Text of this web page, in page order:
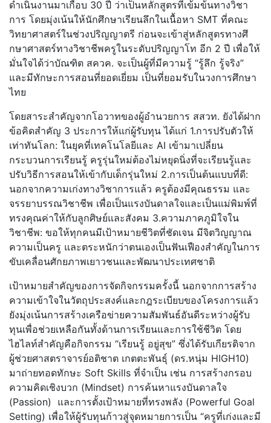
ดำเนินงานมาเกือบ 30 ปี ว่าเป็นหลักสูตรที่เข้มข้นทางวิชา
การ โดยมุ่งเน้นให้นักศึกษาเรียนลึกในเนื้อหา SMT ที่คณะ
วิทยาศาสตร์ในช่วงปริญญาตรี ก่อนจะเข้าสู่หลักสูตรทางศึ
กษาศาสตร์ทางวิชาชีพครูในระดับปริญญาโท อีก 2 ปี เพื่อให้
มั่นใจได้ว่าบัณฑิต สควค. จะเป็นผู้ที่มีความรู้ “รู้ลึก รู้จริง”
และมีทักษะการสอนที่ยอดเยี่ยม เป็นที่ยอมรับในวงการศึกษา
ไทย
โดยสาระสำคัญจากโอวาทของผู้อำนวยการ สสวท. ยังได้ฝาก
ข้อคิดสำคัญ 3 ประการให้แก่ผู้รับทุน ได้แก่ 1.การปรับตัวให้
เท่าทันโลก: ในยุคที่เทคโนโลยีและ AI เข้ามาเปลี่ยน
กระบวนการเรียนรู้ ครูรุ่นใหม่ต้องไม่หยุดนิ่งที่จะเรียนรู้และ
ปรับวิธีการสอนให้เข้ากับเด็กรุ่นใหม่ 2.การเป็นต้นแบบที่ดี:
นอกจากความเก่งทางวิชาการแล้ว ครูต้องมีคุณธรรม และ
จรรยาบรรณวิชาชีพ เพื่อเป็นแรงบันดาลใจและเป็นแม่พิมพ์ที่
ทรงคุณค่าให้กับลูกศิษย์และสังคม 3.ความภาคภูมิใจใน
วิชาชีพ: ขอให้ทุกคนมีเป้าหมายชีวิตที่ชัดเจน มีจิตวิญญาณ
ความเป็นครู และตระหนักว่าตนเองเป็นฟันเฟืองสำคัญในการ
ขับเคลื่อนศักยภาพเยาวชนและพัฒนาประเทศชาติ
เป้าหมายสำคัญของการจัดกิจกรรมครั้งนี้ นอกจากการสร้าง
ความเข้าใจในวัตถุประสงค์และกฎระเบียบของโครงการแล้ว
ยังมุ่งเน้นการสร้างเครือข่ายความสัมพันธ์อันดีระหว่างผู้รับ
ทุนเพื่อช่วยเหลือกันทั้งด้านการเรียนและการใช้ชีวิต โดย
ไฮไลท์สำคัญคือกิจกรรม “เรียนรู้ อยู่สุข” ซึ่งได้รับเกียรติจาก
ผู้ช่วยศาสตราจารย์อติชาต เกตตะพันธุ์ (ดร.หนุ่ม HIGH10)
มาถ่ายทอดทักษะ Soft Skills ที่จำเป็น เช่น การสร้างกรอบ
ความคิดเชิงบวก (Mindset) การค้นหาแรงบันดาลใจ
(Passion) และการตั้งเป้าหมายที่ทรงพลัง (Powerful Goal
Setting) เพื่อให้ผู้รับทุนก้าวสู่จุดหมายการเป็น “ครูที่เก่งและมี